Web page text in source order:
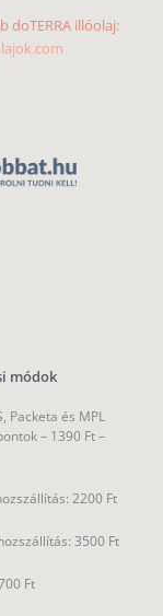
doTERRA illóolaj:
módok
Packeta és MPL
– 1390 Ft –
2200 Ft
3500 Ft
Ft